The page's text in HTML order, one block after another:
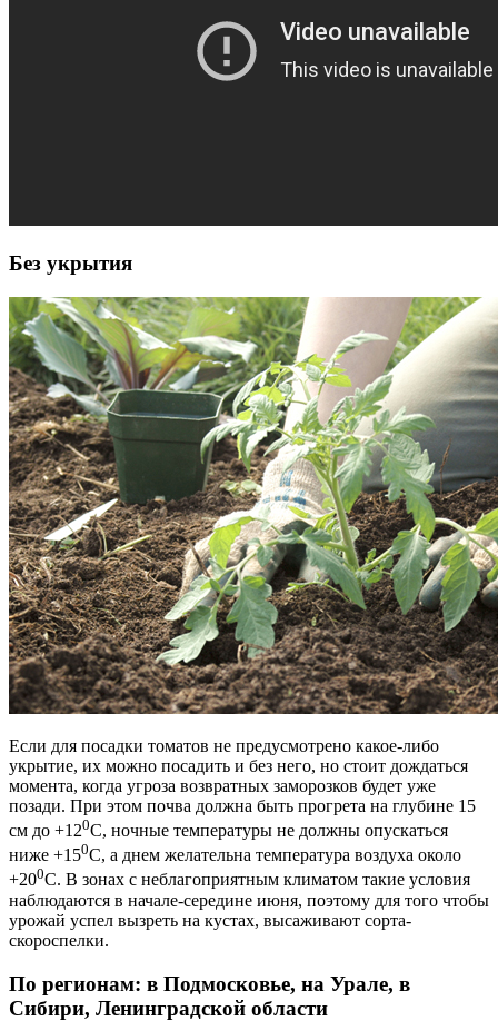
Без укрытия
Если для посадки томатов не предусмотрено какое-либо
укрытие, их можно посадить и без него, но стоит дождаться
момента, когда угроза возвратных заморозков будет уже
позади. При этом почва должна быть прогрета на глубине 15
см до +120С, ночные температуры не должны опускаться
ниже +150С, а днем желательна температура воздуха около
+200С. В зонах с неблагоприятным климатом такие условия
наблюдаются в начале-середине июня, поэтому для того чтобы
урожай успел вызреть на кустах, высаживают сорта-
скороспелки.
По регионам: в Подмосковье, на Урале, в
Сибири, Ленинградской области